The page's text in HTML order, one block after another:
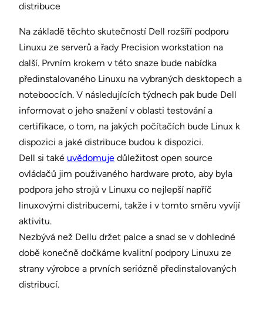
distribuce
Na základě těchto skutečností Dell rozšíří podporu
Linuxu ze serverů a řady Precision workstation na
další. Prvním krokem v této snaze bude nabídka
předinstalovaného Linuxu na vybraných desktopech a
noteboocích. V následujících týdnech pak bude Dell
informovat o jeho snažení v oblasti testování a
certifikace, o tom, na jakých počítačích bude Linux k
dispozici a jaké distribuce budou k dispozici.
Dell si také uvědomuje důležitost open source
ovládačů jim použivaného hardware proto, aby byla
podpora jeho strojů v Linuxu co nejlepší napříč
linuxovými distribucemi, takže i v tomto směru vyvíjí
aktivitu.
Nezbývá než Dellu držet palce a snad se v dohledné
době konečně dočkáme kvalitní podpory Linuxu ze
strany výrobce a prvních seriózně předinstalovaných
distribucí.